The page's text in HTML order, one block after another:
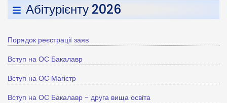
Абітурієнту 2026
Порядок реєстрації заяв
Вступ на ОС Бакалавр
Вступ на ОС Магістр
Вступ на ОС Бакалавр - друга вища освіта